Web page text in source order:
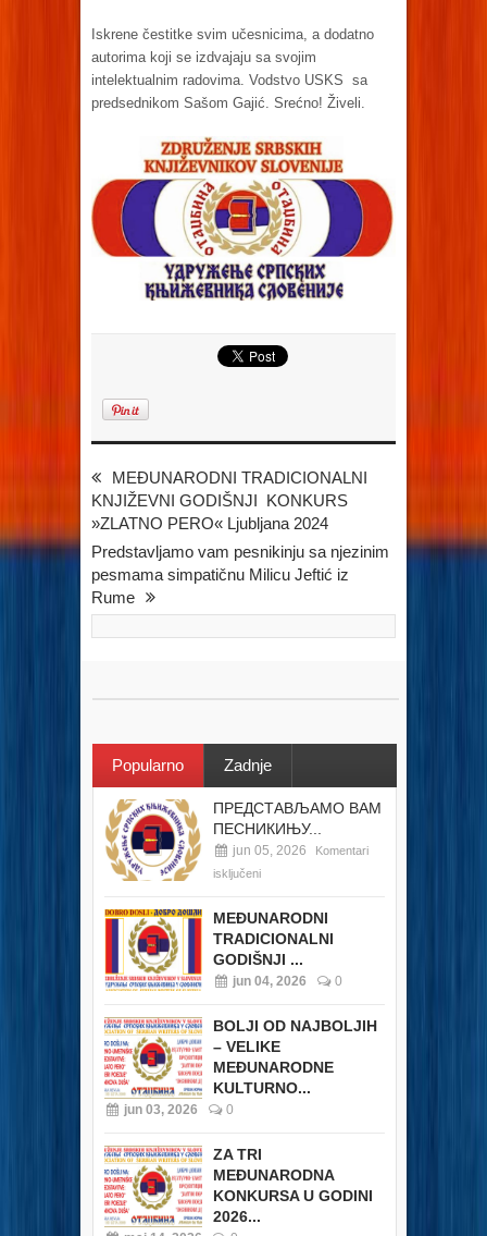
Iskrene čestitke svim učesnicima, a dodatno
autorima koji se izdvajaju sa svojim
intelektualnim radovima. Vodstvo USKS sa
predsednikom Sašom Gajić. Srećno! Živeli.
MEĐUNARODNI TRADICIONALNI
KNJIŽEVNI GODIŠNJI KONKURS
»ZLATNO PERO« Ljubljana 2024
Predstavljamo vam pesnikinju sa njezinim
pesmama simpatičnu Milicu Jeftić iz
Rume
Popularno Zadnje
ПРЕДСТАВЉАМО ВАМ
ПЕСНИКИЊУ...
jun 05, 2026
Komentari
isključeni
MEĐUNARODNI
TRADICIONALNI
GODIŠNJI ...
jun 04, 2026 0
BOLJI OD NAJBOLJIH
– VELIKE
MEĐUNARODNE
KULTURNO...
jun 03, 2026 0
ZA TRI
MEĐUNARODNA
KONKURSA U GODINI
2026...